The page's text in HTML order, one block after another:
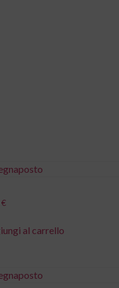
€
al carrello